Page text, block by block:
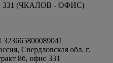
331 (ЧКАЛОВ - ОФИС)
Свердловская обл. г.
8б, офис 331